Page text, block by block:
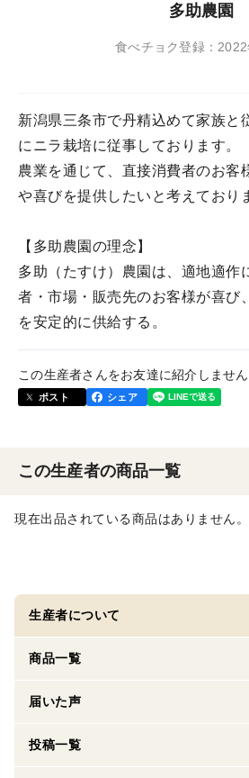
多助農園
食べチョク登録：2022
新潟県三条市で丹精込めて家族と
にニラ栽培に従事しております。
農業を通じて、直接消費者のお客
や喜びを提供したいと考えており
【多助農園の理念】
多助（たすけ）農園は、適地適作
者・市場・販売先のお客様が喜び
を安定的に供給する。
この生産者さんをお友達に紹介しません
ポスト シェア
この生産者の商品一覧
現在出品されている商品はありません。
生産者について
商品一覧
届いた声
投稿一覧